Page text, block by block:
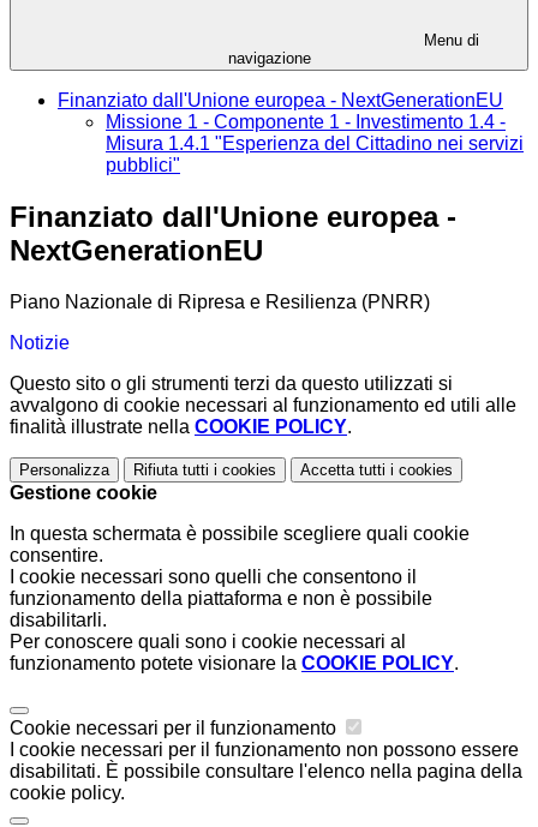
Menu di
navigazione
Finanziato dall'Unione europea - NextGenerationEU
Missione 1 - Componente 1 - Investimento 1.4 -
Misura 1.4.1 "Esperienza del Cittadino nei servizi
pubblici"
Finanziato dall'Unione europea -
NextGenerationEU
Piano Nazionale di Ripresa e Resilienza (PNRR)
Notizie
Questo sito o gli strumenti terzi da questo utilizzati si
avvalgono di cookie necessari al funzionamento ed utili alle
finalità illustrate nella COOKIE POLICY.
Personalizza Rifiuta tutti i cookies Accetta tutti i cookies
Gestione cookie
In questa schermata è possibile scegliere quali cookie
consentire.
I cookie necessari sono quelli che consentono il
funzionamento della piattaforma e non è possibile
disabilitarli.
Per conoscere quali sono i cookie necessari al
funzionamento potete visionare la COOKIE POLICY.
Cookie necessari per il funzionamento
I cookie necessari per il funzionamento non possono essere
disabilitati. È possibile consultare l'elenco nella pagina della
cookie policy.